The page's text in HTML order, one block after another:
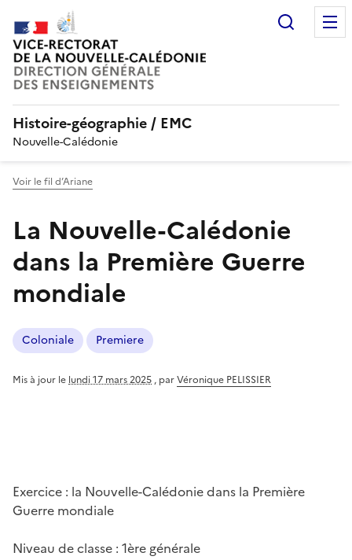
Histoire-géographie / EMC
Nouvelle-Calédonie
Voir le fil d’Ariane
La Nouvelle-Calédonie
dans la Première Guerre
mondiale
Coloniale Premiere
Mis à jour le lundi 17 mars 2025 , parVéronique PELISSIER
Exercice : la Nouvelle-Calédonie dans la Première
Guerre mondiale
Niveau de classe : 1ère générale